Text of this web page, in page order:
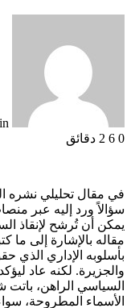
0
2 دقائق
في مقال تحليلي نشره
سؤالاً ورد إليه عبر
يمكن أن تُرشح لإنقاذ
مقاله بالإشارة إلى ما
بأسلوبه الإداري الذي
والجزيرة. لكنه عاد
السياسي الراهن، باتت
الأسماء المطروحة،